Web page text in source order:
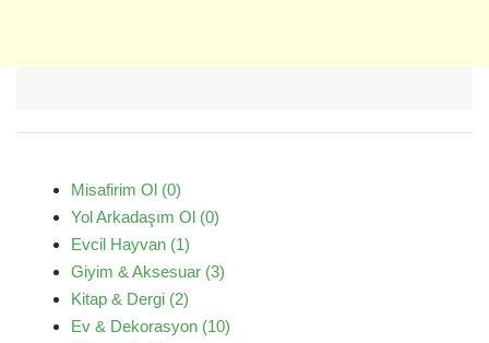
Misafirim Ol (0)
Yol Arkadaşım Ol (0)
Evcil Hayvan (1)
Giyim & Aksesuar (3)
Kitap & Dergi (2)
Ev & Dekorasyon (10)